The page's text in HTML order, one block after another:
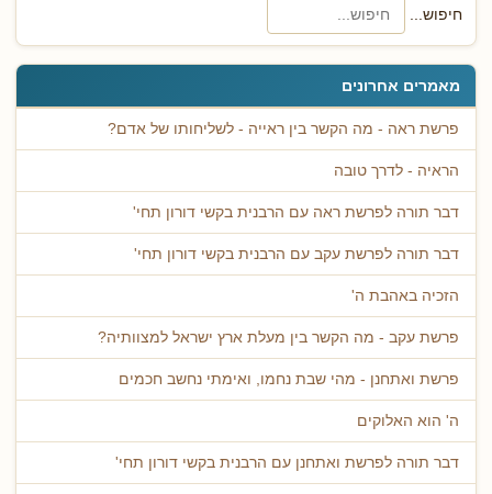
חיפוש...
מאמרים אחרונים
פרשת ראה - מה הקשר בין ראייה - לשליחותו של אדם?
הראיה - לדרך טובה
דבר תורה לפרשת ראה עם הרבנית בקשי דורון תחי'
דבר תורה לפרשת עקב עם הרבנית בקשי דורון תחי'
הזכיה באהבת ה'
פרשת עקב - מה הקשר בין מעלת ארץ ישראל למצוותיה?
פרשת ואתחנן - מהי שבת נחמו, ואימתי נחשב חכמים
ה' הוא האלוקים
דבר תורה לפרשת ואתחנן עם הרבנית בקשי דורון תחי'